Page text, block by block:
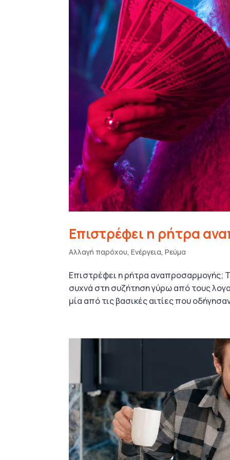
Επιστρέφει η ρήτρα
Αλλαγή παρόχου,Ενέργεια,Ρεύμα
Επιστρέφει η ρήτρα αναπροσαρμογής;
συχνά στη συζήτηση γύρω από τους
μία από τις βασικές αιτίες που